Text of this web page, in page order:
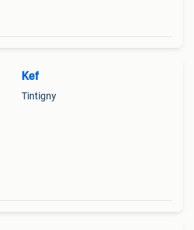
Kef
Tintigny